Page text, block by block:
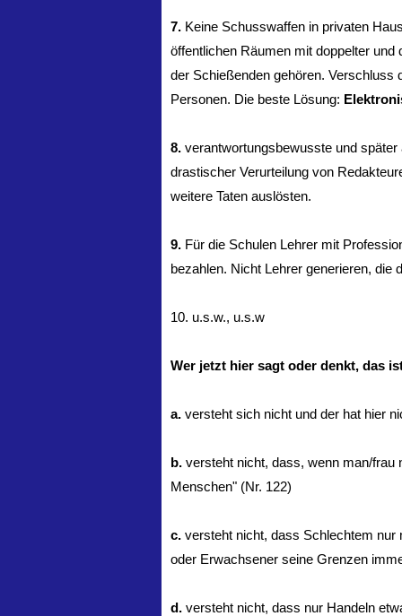
7. Keine Schusswaffen in privaten
öffentlichen Räumen mit doppelter
der Schießenden gehören. Verschluss
Personen. Die beste Lösung:
8. verantwortungsbewusste und
drastischer Verurteilung von
weitere Taten auslösten.
9. Für die Schulen Lehrer mit
bezahlen. Nicht Lehrer generieren, die
10. u.s.w., u.s.w
Wer jetzt hier sagt oder denkt, das
a. versteht sich nicht und der hat hier
b. versteht nicht, dass, wenn man/
Menschen" (Nr. 122)
c. versteht nicht, dass Schlechtem nur
oder Erwachsener seine Grenzen
d. versteht nicht, dass nur Handeln